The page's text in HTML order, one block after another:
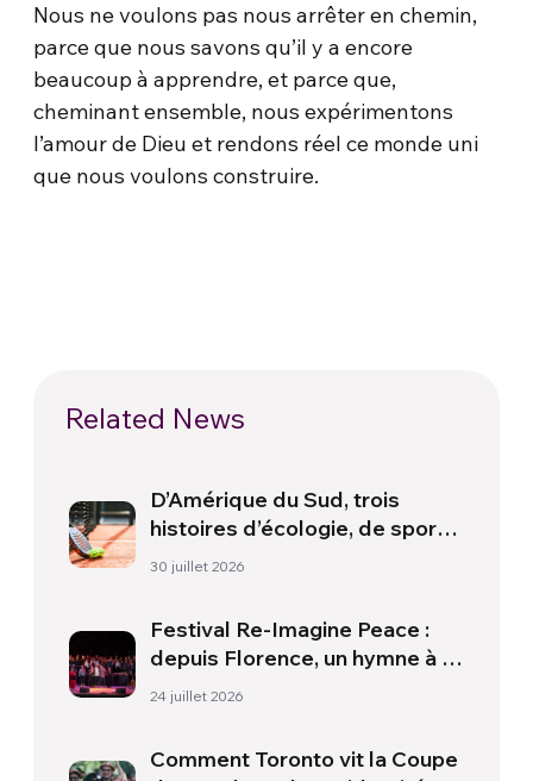
Nous ne voulons pas nous arrêter en chemin,
parce que nous savons qu’il y a encore
beaucoup à apprendre, et parce que,
cheminant ensemble, nous expérimentons
l’amour de Dieu et rendons réel ce monde uni
que nous voulons construire.
Related News
D’Amérique du Sud, trois
histoires d’écologie, de sport
et de santé
30 juillet 2026
Festival Re-Imagine Peace :
depuis Florence, un hymne à la
paix
24 juillet 2026
Comment Toronto vit la Coupe